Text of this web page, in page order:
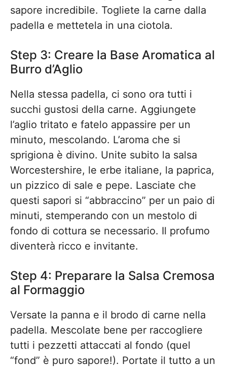
sapore incredibile. Togliete la carne dalla
padella e mettetela in una ciotola.
Step 3: Creare la Base Aromatica al
Burro d’Aglio
Nella stessa padella, ci sono ora tutti i
succhi gustosi della carne. Aggiungete
l’aglio tritato e fatelo appassire per un
minuto, mescolando. L’aroma che si
sprigiona è divino. Unite subito la salsa
Worcestershire, le erbe italiane, la paprica,
un pizzico di sale e pepe. Lasciate che
questi sapori si “abbraccino” per un paio di
minuti, stemperando con un mestolo di
fondo di cottura se necessario. Il profumo
diventerà ricco e invitante.
Step 4: Preparare la Salsa Cremosa
al Formaggio
Versate la panna e il brodo di carne nella
padella. Mescolate bene per raccogliere
tutti i pezzetti attaccati al fondo (quel
“fond” è puro sapore!). Portate il tutto a un